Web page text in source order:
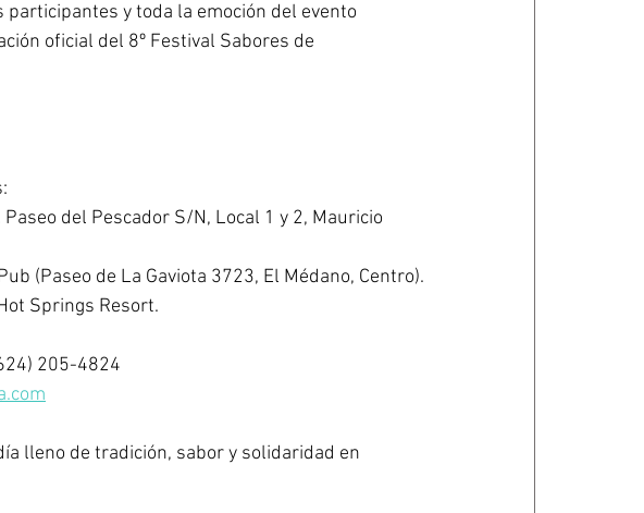
y toda la emoción del evento
oficial del 8º Festival Sabores de
Paseo del Pescador S/N, Local 1 y 2, Mauricio
(Paseo de La Gaviota 3723, El Médano, Centro).
Springs Resort.
205-4824
lleno de tradición, sabor y solidaridad en